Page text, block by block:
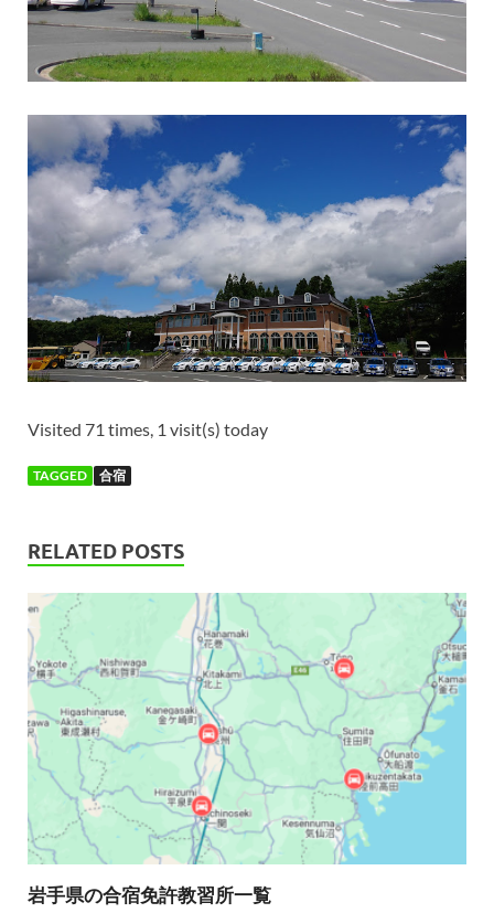
Visited 71 times, 1 visit(s) today
TAGGED 合宿
RELATED POSTS
岩手県の合宿免許教習所一覧